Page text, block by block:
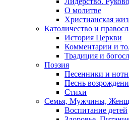
О молитве
Христианская
Католичество и
История Церкви
Комментарии и
Традиция и
Поэзия
Песенники и
Песнь
Стихи
Семья, Мужчины,
Воспитание детей